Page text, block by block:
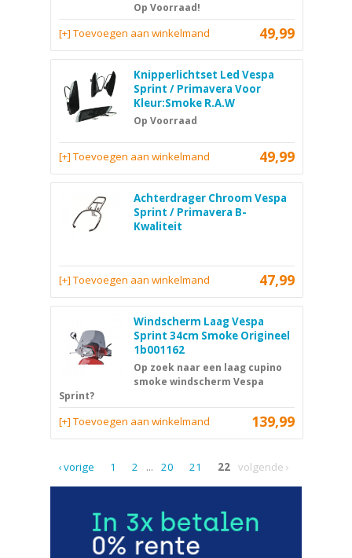
Op Voorraad!
49,99
[+] Toevoegen aan winkelmand
Knipperlichtset Led Vespa
Sprint / Primavera Voor
Kleur:Smoke R.A.W
Op Voorraad
49,99
[+] Toevoegen aan winkelmand
Achterdrager Chroom Vespa
Sprint / Primavera B-
Kwaliteit
47,99
[+] Toevoegen aan winkelmand
Windscherm Laag Vespa
Sprint 34cm Smoke Origineel
1b001162
Op zoek naar een laag cupino
smoke windscherm Vespa
Sprint?
139,99
[+] Toevoegen aan winkelmand
‹ vorige 1 2 ... 20 21 22 volgende ›